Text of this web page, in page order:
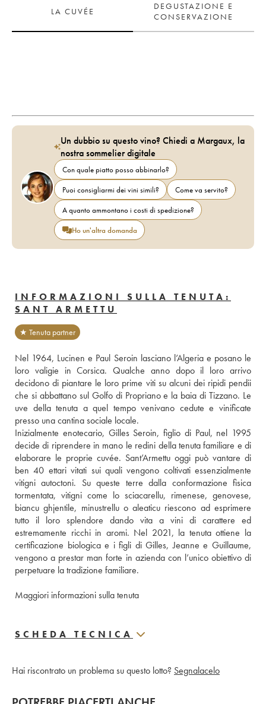
LA CUVÉE
DEGUSTAZIONE E
CONSERVAZIONE
Un dubbio su questo vino? Chiedi a Margaux, la
nostra sommelier digitale
Con quale piatto posso abbinarlo?
Puoi consigliarmi dei vini simili?
Come va servito?
A quanto ammontano i costi di spedizione?
Ho un'altra domanda
INFORMAZIONI SULLA TENUTA:
SANT ARMETTU
★ Tenuta partner
Nel 1964, Lucinen e Paul Seroin lasciano l’Algeria e posano le
loro valigie in Corsica. Qualche anno dopo il loro arrivo
decidono di piantare le loro prime viti su alcuni dei ripidi pendii
che si abbattano sul Golfo di Propriano e la baia di Tizzano. Le
uve della tenuta a quel tempo venivano cedute e vinificate
presso una cantina sociale locale.
Inizialmente enotecario, Gilles Seroin, figlio di Paul, nel 1995
decide di riprendere in mano le redini della tenuta familiare e di
elaborare le proprie cuvée. Sant’Armettu oggi può vantare di
ben 40 ettari vitati sui quali vengono coltivati essenzialmente
vitigni autoctoni. Su queste terre dalla conformazione fisica
tormentata, vitigni come lo sciacarellu, rimenese, genovese,
biancu ghjentile, minustrellu o aleaticu riescono ad esprimere
tutto il loro splendore dando vita a vini di carattere ed
estremamente ricchi in aromi. Nel 2021, la tenuta ottiene la
certificazione biologica e i figli di Gilles, Jeanne e Guillaume,
vengono a prestar man forte in azienda con l’unico obiettivo di
perpetuare la tradizione familiare.
Maggiori informazioni sulla tenuta
SCHEDA TECNICA
Hai riscontrato un problema su questo lotto? Segnalacelo